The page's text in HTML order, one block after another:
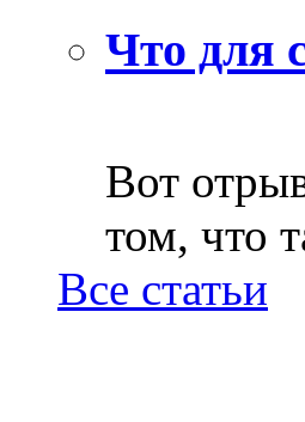
Что для
Вот
том, что
Все статьи